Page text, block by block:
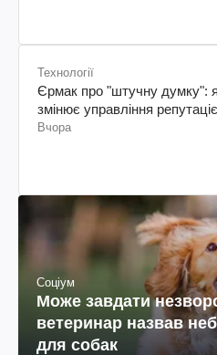
Технології
Єрмак про "штучну думку":
змінює управління
Вчора
Соціум
Може завдати
ветеринар назвав
для собак